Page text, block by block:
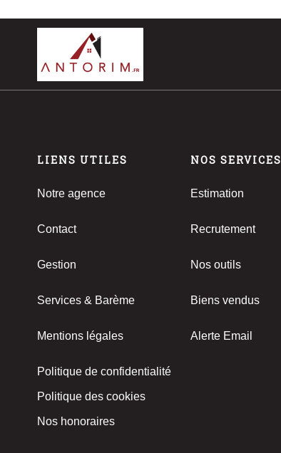
LIENS UTILES
Notre agence
Contact
Gestion
Services & Barème
Mentions légales
Politique de confidentialité
Politique des cookies
Nos honoraires
NOS SERVICES
Estimation
Recrutement
Nos outils
Biens vendus
Alerte Email